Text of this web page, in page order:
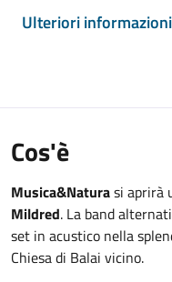
Ulteriori informazioni
Cos'è
Musica&Naturasi aprirà
Mildred. La band
set in acustico nella
Chiesa di Balai vicino.